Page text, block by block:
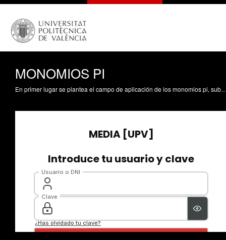
MONOMIOS PI
En primer lugar se plantea el campo de aplicación de los monomios pi, subrayando la importancia de los mismos. Se establece su definición, remarcando las características de dimensionalidad nula e independencia. Para clarificar las mismas se ponen ejemplos y